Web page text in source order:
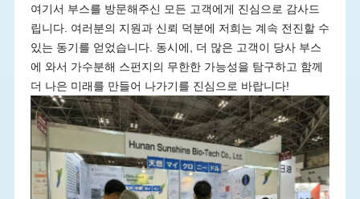
여기서 부스를 방문해주신 모든 고객에게 진심으로 감사드
립니다. 여러분의 지원과 신뢰 덕분에 저희는 계속 전진할 수
있는 동기를 얻었습니다. 동시에, 더 많은 고객이 당사 부스
에 와서 가수분해 스펀지의 무한한 가능성을 탐구하고 함께
더 나은 미래를 만들어 나가기를 진심으로 바랍니다!